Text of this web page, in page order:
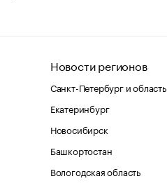
Новости регионов
Санкт-Петербург и область
Екатеринбург
Новосибирск
Башкортостан
Вологодская область